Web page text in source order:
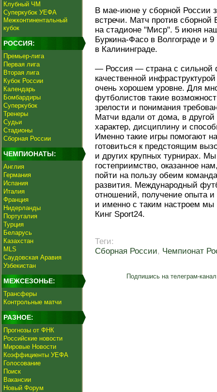
Клубный ЧМ
Суперкубок УЕФА
Межконтинентальный
кубок
РОССИЯ:
Премьер-лига
Первая лига
Вторая лига
Кубок России
Календарь
Бомбардиры
Суперкубок
Тренеры
Судьи
Стадионы
Сборная России
ЧЕМПИОНАТЫ:
Англия
Германия
Испания
Италия
Франция
Нидерланды
Португалия
Турция
Беларусь
Казахстан
MLS
Саудовская Аравия
Узбекистан
МЕЖСЕЗОНЬЕ:
Трансферы
Контрольные матчи
РАЗНОЕ:
Прогнозы от ФНК
Российские новости
Мировые Новости
Коэффициенты УЕФА
Голосование
Поиск
Вакансии
Новый Форум
В мае-июне у сборной России
встречи. Матч против сборной
на стадионе "Миср". 5 июня
Буркина-Фасо в Волгограде и
в Калининграде.
— Россия — страна с сильной
качественной
очень хорошем уровне. Для
футболистов такие
зрелости и понимания
Матчи вдали от дома, в
характер, дисциплину и
Именно такие игры помогают
готовиться к предстоящим
и других крупных турнирах.
гостеприимство, оказанное
пойти на пользу обеим
развития. Международный
отношений, получение опыта и
и именно с таким настроем
Кинг Sport24.
Теги:
Сборная России, Чемпионат
Подпишись на телеграм-